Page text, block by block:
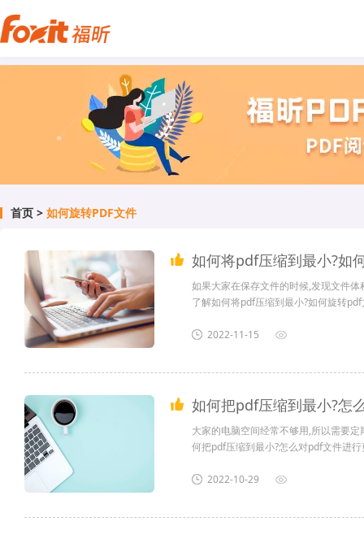
首页 > 如何旋转PDF文件
如何将pdf压缩到最小?如
如果大家在保存文件的时候,发现文件
了解如何将pdf压缩到最小?如何旋转pdf
2022-11-15
如何把pdf压缩到最小?怎
大家的电脑空间经常不够用,所以需要
何把pdf压缩到最小?怎么对pdf文件进行
2022-10-29